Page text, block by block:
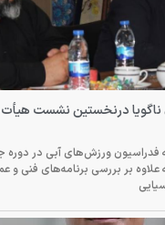
درنخستین نشست هیأت
ورزش‌های آبی در دوره
بر بررسی برنامه‌های فنی و